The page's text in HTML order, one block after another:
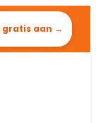
gratis aan →